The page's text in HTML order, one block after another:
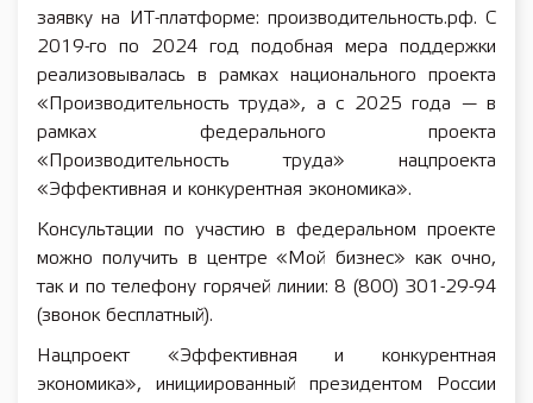
заявку на ИТ-платформе: производительность.рф. С
2019-го по 2024 год подобная мера поддержки
реализовывалась в рамках национального проекта
«Производительность труда», а с 2025 года — в
рамках федерального проекта
«Производительность труда» нацпроекта
«Эффективная и конкурентная экономика».
Консультации по участию в федеральном проекте
можно получить в центре «Мой бизнес» как очно,
так и по телефону горячей линии: 8 (800) 301-29-94
(звонок бесплатный).
Нацпроект «Эффективная и конкурентная
экономика», инициированный президентом России